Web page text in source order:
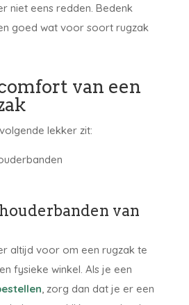
niet eens redden. Bedenk
goed wat voor soort rugzak
van een
lekker zit:
van
altijd voor om een rugzak te
fysieke winkel. Als je een
, zorg dan dat je er een